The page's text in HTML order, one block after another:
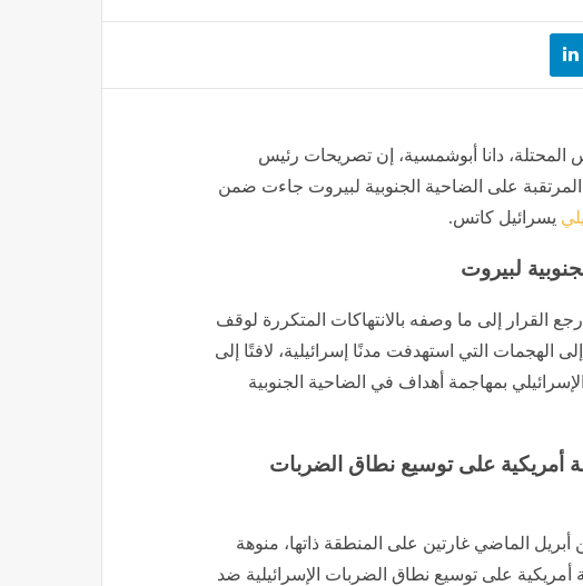
المحتلة، دانا أبوشمسية، إن تصريحات رئيس
المرتقبة على الضاحية الجنوبية لبيروت جاءت ضمن
يسرائيل كاتس.
لبيروت
القرار إلى ما وصفه بالانتهاكات المتكررة لوقف
الهجمات التي استهدفت مدنًا إسرائيلية، لافتًا إلى
بمهاجمة أهداف في الضاحية الجنوبية
أمريكية على توسيع نطاق الضربات
الماضي غارتين على المنطقة ذاتها، منوهة
على توسيع نطاق الضربات الإسرائيلية ضد